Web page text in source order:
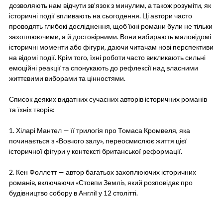
дозволяють нам відчути зв’язок з минулим, а також розуміти, як
історичні події впливають на сьогодення. Ці автори часто
проводять глибокі дослідження, щоб їхні романи були не тільки
захоплюючими, а й достовірними. Вони вибирають маловідомі
історичні моменти або фігури, даючи читачам нові перспективи
на відомі події. Крім того, їхні роботи часто викликають сильні
емоційні реакції та спонукають до рефлексії над власними
життєвими виборами та цінностями.
Список деяких видатних сучасних авторів історичних романів
та їхніх творів:
1. Хіларі Мантел — її трилогія про Томаса Кромвеля, яка
починається з «Вовчого залу», переосмислює життя цієї
історичної фігури у контексті британської реформації.
2. Кен Фоллетт — автор багатьох захоплюючих історичних
романів, включаючи «Стовпи Землі», який розповідає про
будівництво собору в Англії у 12 столітті.